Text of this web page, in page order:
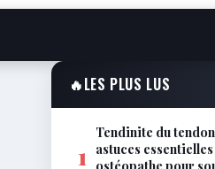
🔥LES PLUS LUS
1
Tendinite du
astuces
ostéopathe pour